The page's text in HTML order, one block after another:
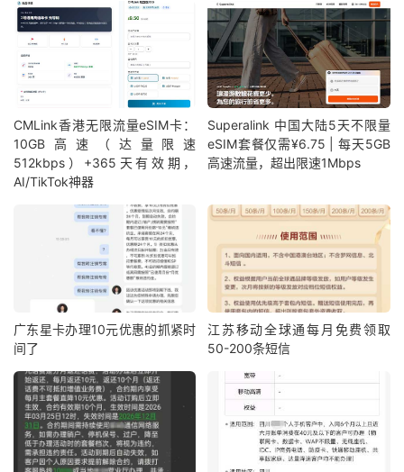
CMLink香港无限流量eSIM卡：
10GB高速（达量限速
512kbps）+365天有效期，
AI/TikTok神器
Superalink 中国大陆5天不限量
eSIM套餐仅需¥6.75 | 每天5GB
高速流量，超出限速1Mbps
广东星卡办理10元优惠的抓紧时
间了
江苏移动全球通每月免费领取
50-200条短信